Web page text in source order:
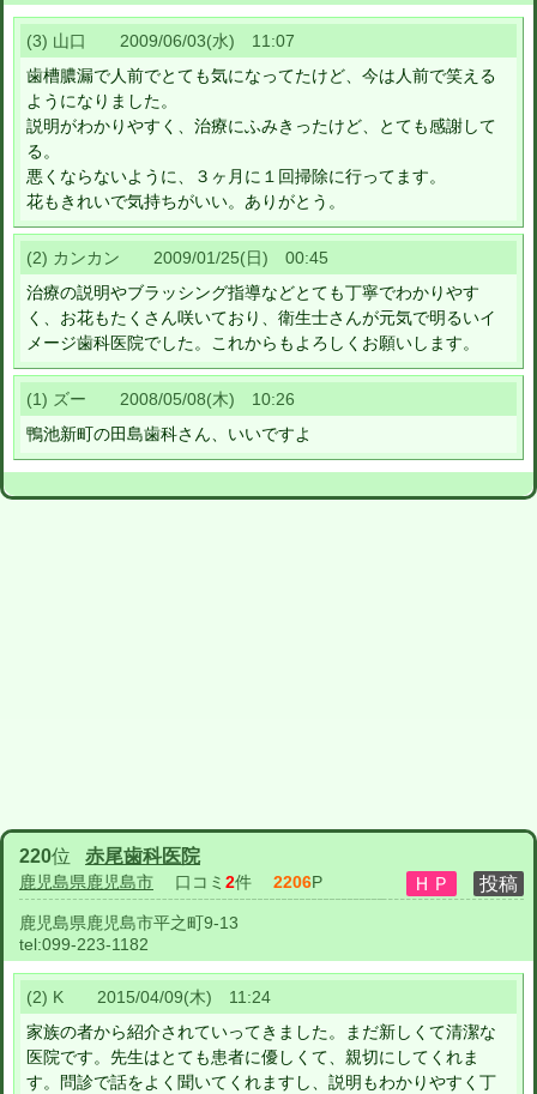
(3) 山口 2009/06/03(水) 11:07
歯槽膿漏で人前でとても気になってたけど、今は人前で笑える
ようになりました。
説明がわかりやすく、治療にふみきったけど、とても感謝して
る。
悪くならないように、３ヶ月に１回掃除に行ってます。
花もきれいで気持ちがいい。ありがとう。
(2) カンカン 2009/01/25(日) 00:45
治療の説明やブラッシング指導などとても丁寧でわかりやす
く、お花もたくさん咲いており、衛生士さんが元気で明るいイ
メージ歯科医院でした。これからもよろしくお願いします。
(1) ズー 2008/05/08(木) 10:26
鴨池新町の田島歯科さん、いいですよ
220位 赤尾歯科医院
鹿児島県鹿児島市 口コミ 2件 2206P
鹿児島県鹿児島市平之町9-13
tel:099-223-1182
(2) K 2015/04/09(木) 11:24
家族の者から紹介されていってきました。まだ新しくて清潔な
医院です。先生はとても患者に優しくて、親切にしてくれま
す。問診で話をよく聞いてくれますし、説明もわかりやすく丁